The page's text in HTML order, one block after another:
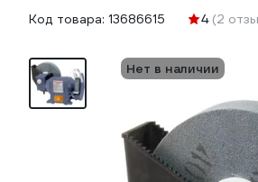
Код товара: 13686615 4 (2
Нет в наличии